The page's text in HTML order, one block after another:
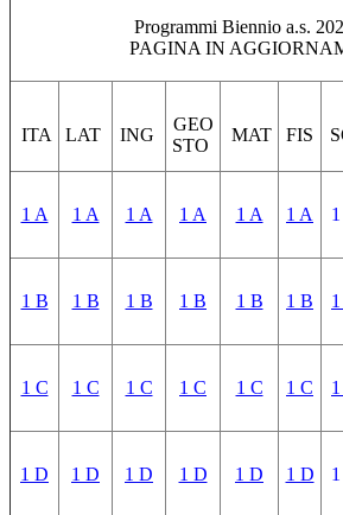
Programmi Biennio a.s.
PAGINA IN
ITA LAT ING
GEO
STO
MAT FIS
1 A 1 A 1 A 1 A 1 A 1 A
1 B 1 B 1 B 1 B 1 B 1 B
1 C 1 C 1 C 1 C 1 C 1 C
1 D 1 D 1 D 1 D 1 D 1 D